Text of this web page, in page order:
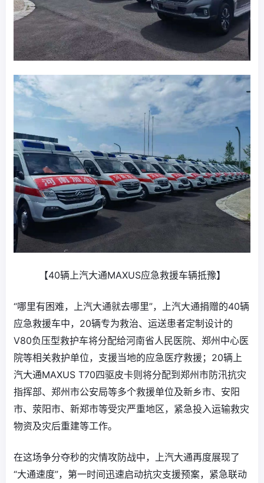
【40辆上汽大通MAXUS应急救援车辆抵豫】
“哪里有困难，上汽大通就去哪里”，上汽大通捐赠的40辆
应急救援车中，20辆专为救治、运送患者定制设计的
V80负压型救护车将分配给河南省人民医院、郑州中心医
院等相关救护单位，支援当地的应急医疗救援；20辆上
汽大通MAXUS T70四驱皮卡则将分配到郑州市防汛抗灾
指挥部、郑州市公安局等多个救援单位及新乡市、安阳
市、荥阳市、新郑市等受灾严重地区，紧急投入运输救灾
物资及灾后重建等工作。
在这场争分夺秒的灾情攻防战中，上汽大通再度展现了
“大通速度”，第一时间迅速启动抗灾支援预案，紧急联动